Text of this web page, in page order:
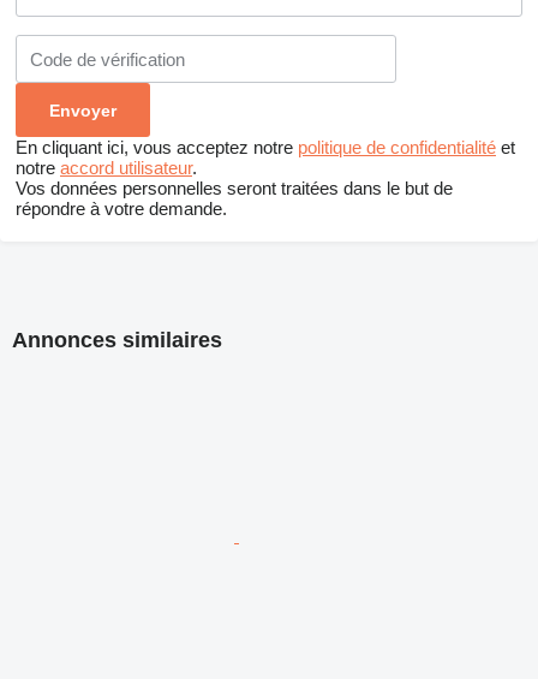
En cliquant ici, vous acceptez notre politique de confidentialité et
notre accord utilisateur.
Vos données personnelles seront traitées dans le but de
répondre à votre demande.
Annonces similaires